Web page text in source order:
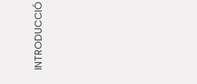
INTRODUCCIÓ